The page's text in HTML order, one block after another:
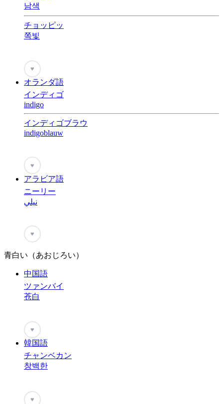
남색
チョッピッ
쪽빛
♥
オランダ語
インディゴ
indigo
インディゴブラウ
indigoblauw
♥
アラビア語
ニーリー
نيلي
♥
青白い（あおじろい）
中国語
ツァンバイ
苍白
♥
韓国語
チャンベカン
창백한
♥